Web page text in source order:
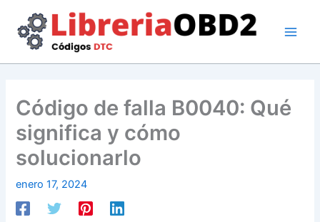
contenido
Código de falla B0040: Qué
significa y cómo
solucionarlo
enero 17, 2024